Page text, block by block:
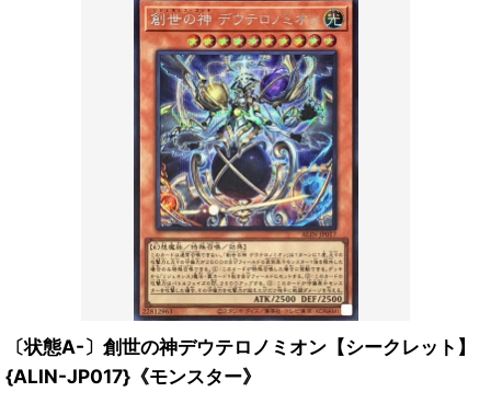
〔状態A-〕創世の神デウテロノミオン【シークレット】
{ALIN-JP017}《モンスター》